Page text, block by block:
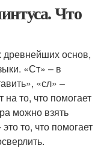
Что
древнейших основ,
«Ст» – в
«сл» –
на то, что помогает
можно взять
то, что помогает